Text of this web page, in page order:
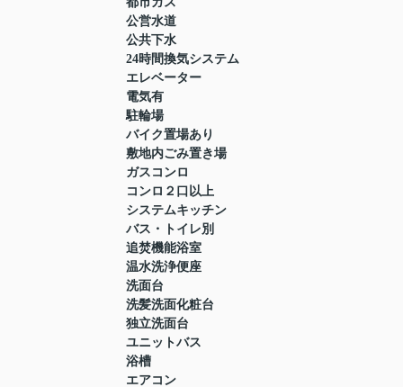
公営水道
公共下水
24時間換気システム
エレベーター
電気有
駐輪場
バイク置場あり
敷地内ごみ置き場
ガスコンロ
コンロ２口以上
システムキッチン
バス・トイレ別
追焚機能浴室
温水洗浄便座
洗面台
洗髪洗面化粧台
独立洗面台
ユニットバス
浴槽
エアコン